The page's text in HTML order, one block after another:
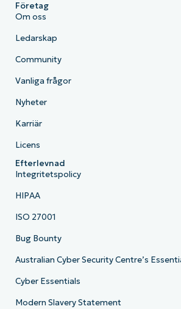
Företag
Om oss
Ledarskap
Community
Vanliga frågor
Nyheter
Karriär
Licens
Efterlevnad
Integritetspolicy
HIPAA
ISO 27001
Bug Bounty
Australian Cyber Security Centre’s
Cyber Essentials
Modern Slavery Statement